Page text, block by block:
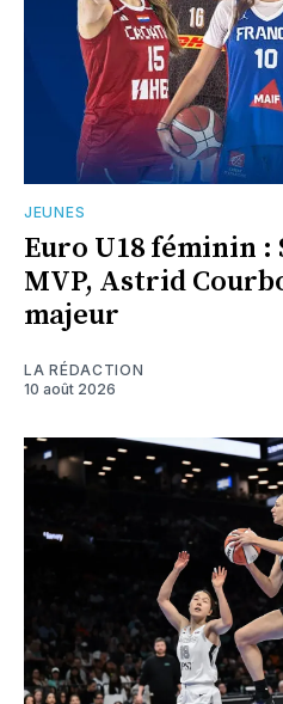
JEUNES
Euro U18 féminin :
MVP, Astrid
majeur
LA RÉDACTION
10 août 2026